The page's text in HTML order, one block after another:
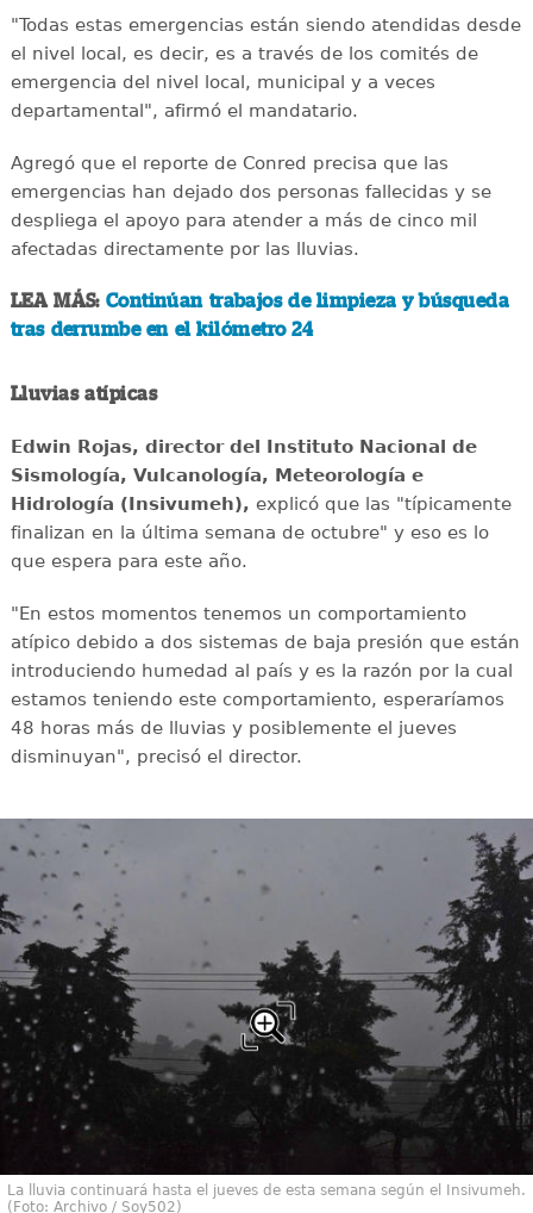
"Todas estas emergencias están siendo atendidas desde
el nivel local, es decir, es a través de los comités de
emergencia del nivel local, municipal y a veces
departamental", afirmó el mandatario.
Agregó que el reporte de Conred precisa que las
emergencias han dejado dos personas fallecidas y se
despliega el apoyo para atender a más de cinco mil
afectadas directamente por las lluvias.
LEA MÁS: Continúan trabajos de limpieza y búsqueda
tras derrumbe en el kilómetro 24
Lluvias atípicas
Edwin Rojas, director del Instituto Nacional de
Sismología, Vulcanología, Meteorología e
Hidrología (Insivumeh), explicó que las "típicamente
finalizan en la última semana de octubre" y eso es lo
que espera para este año.
"En estos momentos tenemos un comportamiento
atípico debido a dos sistemas de baja presión que están
introduciendo humedad al país y es la razón por la cual
estamos teniendo este comportamiento, esperaríamos
48 horas más de lluvias y posiblemente el jueves
disminuyan", precisó el director.
La lluvia continuará hasta el jueves de esta semana según el Insivumeh.
(Foto: Archivo / Soy502)